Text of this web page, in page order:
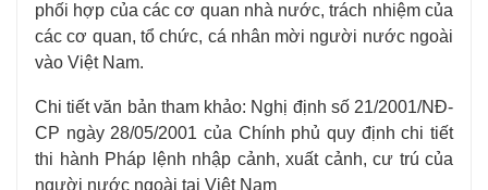
phối hợp của các cơ quan nhà nước, trách nhiệm của
các cơ quan, tổ chức, cá nhân mời người nước ngoài
vào Việt Nam.
Chi tiết văn bản tham khảo: Nghị định số 21/2001/NĐ-
CP ngày 28/05/2001 của Chính phủ quy định chi tiết
thi hành Pháp lệnh nhập cảnh, xuất cảnh, cư trú của
người nước ngoài tại Việt Nam